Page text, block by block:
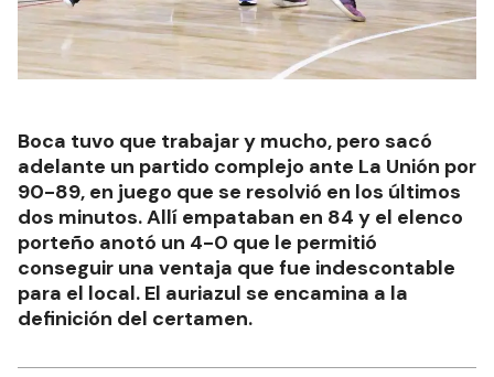
Boca tuvo que trabajar y mucho, pero sacó
adelante un partido complejo ante La Unión por
90-89, en juego que se resolvió en los últimos
dos minutos. Allí empataban en 84 y el elenco
porteño anotó un 4-0 que le permitió
conseguir una ventaja que fue indescontable
para el local. El auriazul se encamina a la
definición del certamen.